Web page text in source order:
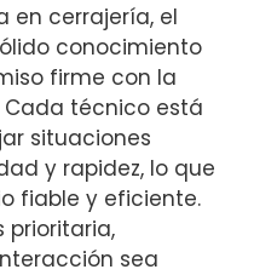
en cerrajería, el
conocimiento
firme con la
técnico está
situaciones
y rapidez, lo que
fiable y eficiente.
prioritaria,
sea